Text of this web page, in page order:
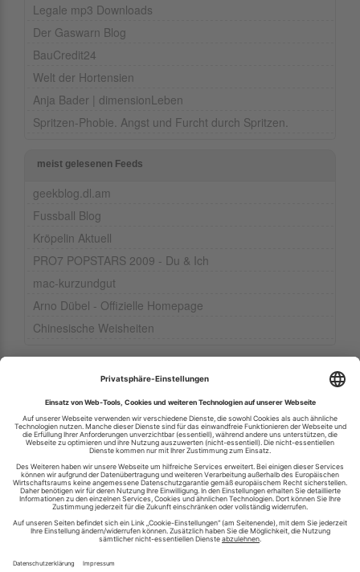
Legale mp3 Downloads
Der Gaswarn Blog
BauCredit24
Welt der Hortensien
Anja Bader | dimensionLeben
Spritzen-Phobie. Angst und Furcht durch Spritzen.
meist gelesenen Feeds
geekblog.dl.am
Fussball Blog
Kröpelin Aktuell
PRO7 POPSTARS 2009 - Du & Ich
mac-kurzundgut
Arno Dübel - Offizielle Homepage
Chinesische Weisheiten
Ihren RSS-Feed veröffentlichen
RSS-Verzeichnis.de © 2003-2026
Impressum
Kontakt
Datenschutzinformation
Cookie-Einstellungen